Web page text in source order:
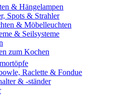
& Hängelampen
Spots & Strahler
& Möbelleuchten
& Seilsysteme
zum Kochen
Raclette & Fondue
& -ständer